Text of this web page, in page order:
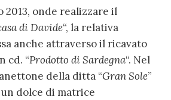
2013, onde realizzare il
di Davide“, la relativa
anche attraverso il ricavato
cd. “Prodotto di Sardegna“. Nel
della ditta “Gran Sole”
dolce di matrice